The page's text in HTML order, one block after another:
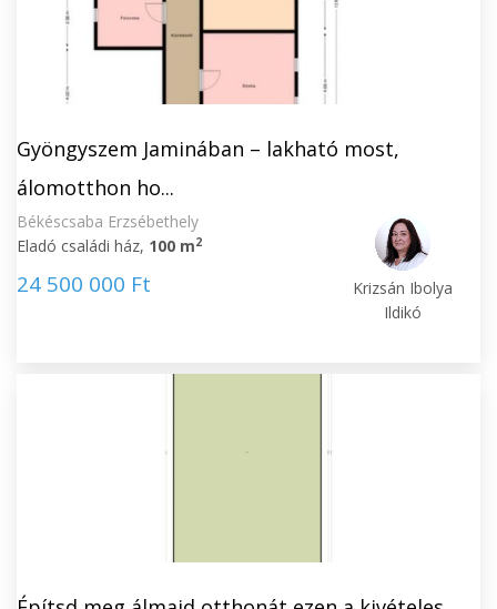
Gyöngyszem Jaminában – lakható most,
álomotthon ho...
Békéscsaba Erzsébethely
Eladó családi ház, 100 m2
24 500 000 Ft
Krizsán Ibolya
Ildikó